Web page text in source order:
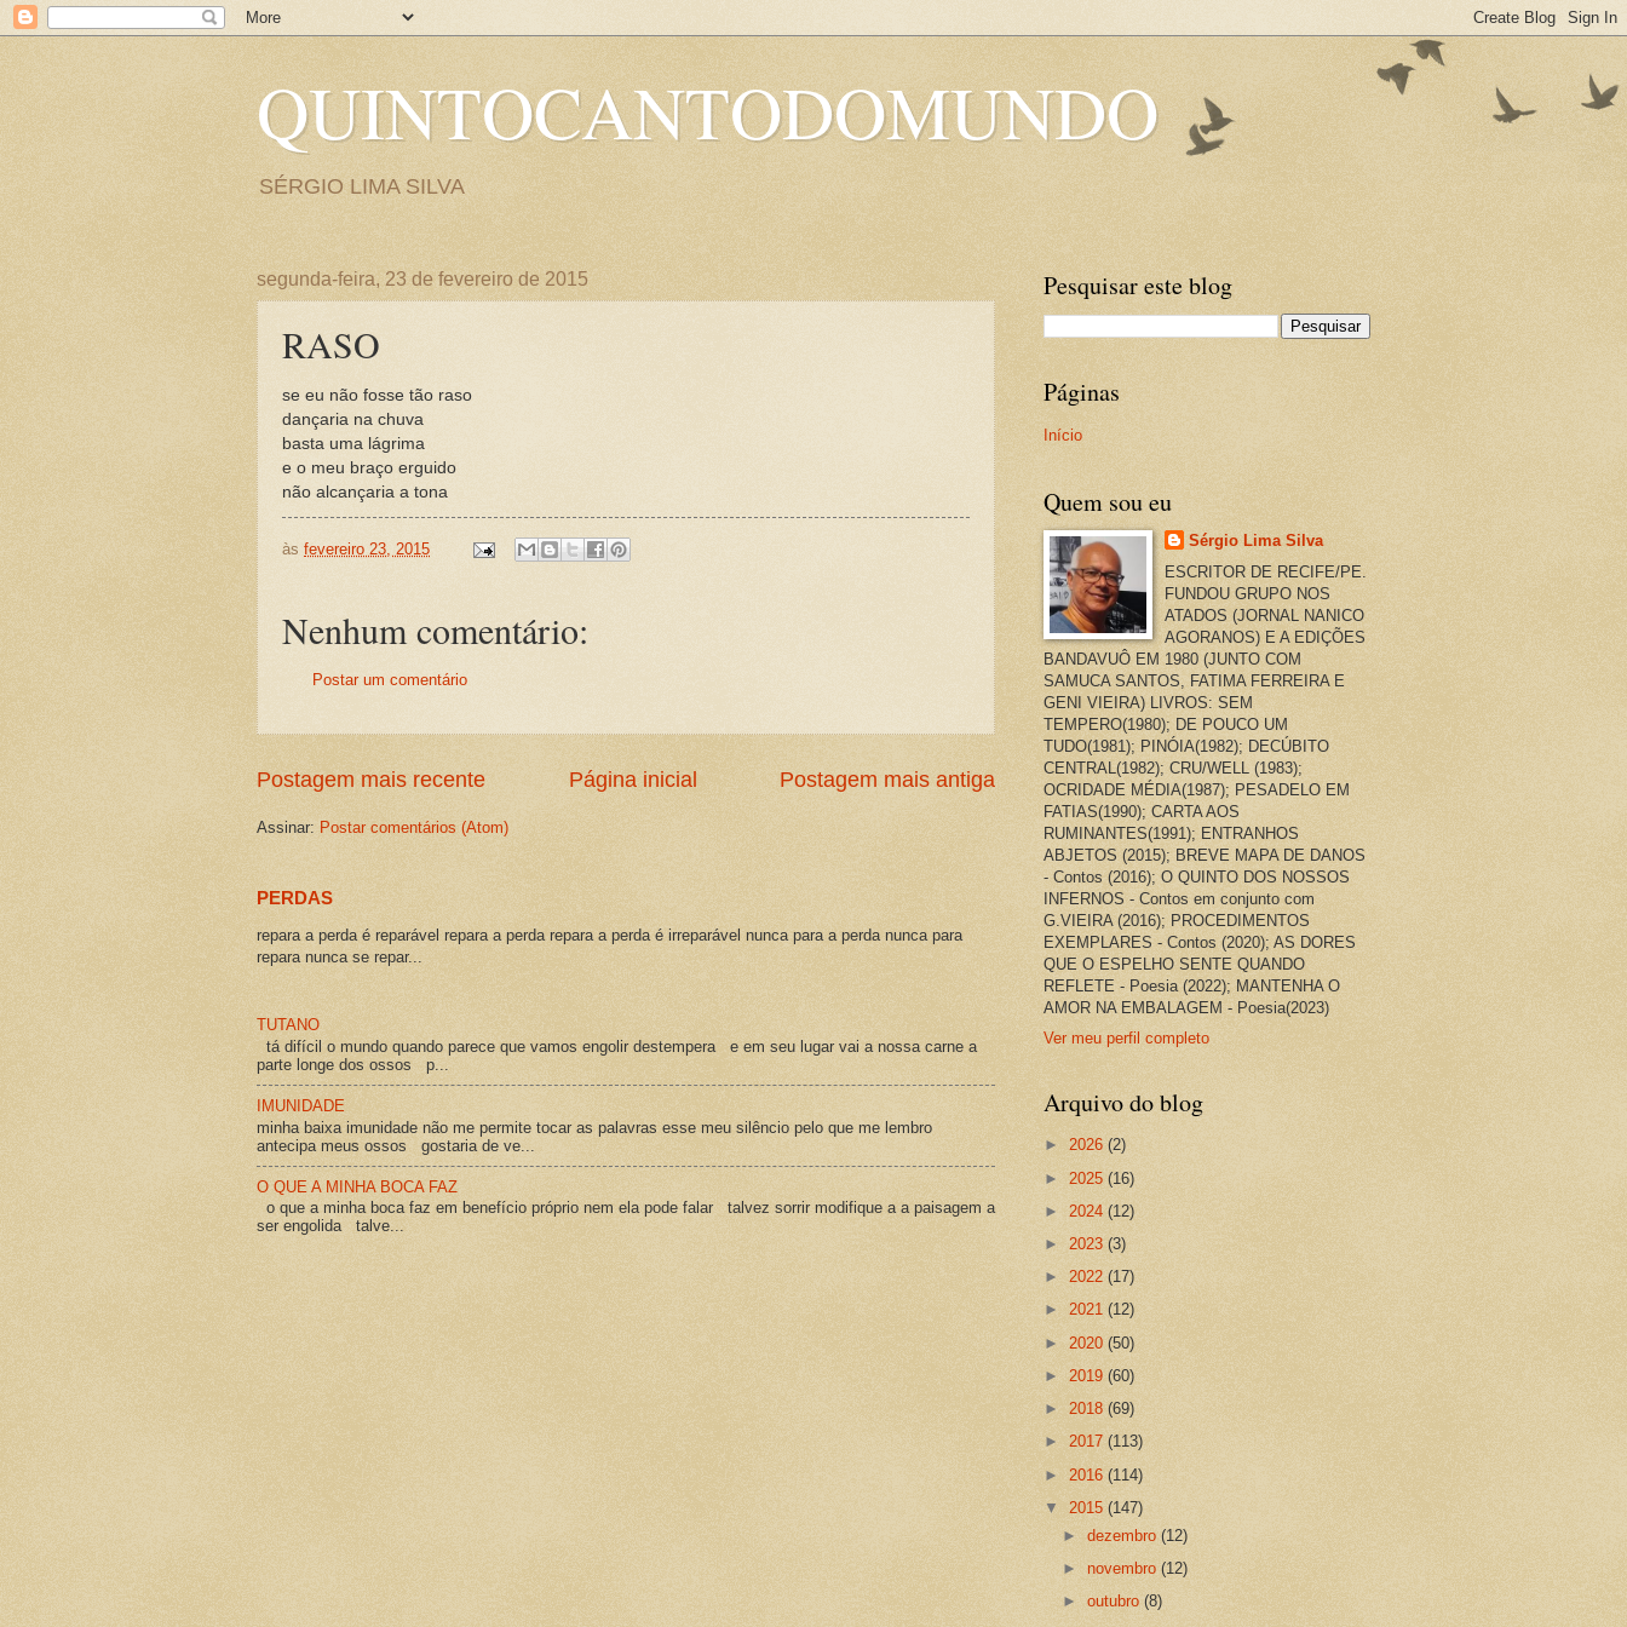
QUINTOCANTODOMUNDO
SÉRGIO LIMA SILVA
segunda-feira, 23 de fevereiro de 2015
RASO
se eu não fosse tão raso
dançaria na chuva
basta uma lágrima
e o meu braço erguido
não alcançaria a tona
às fevereiro 23, 2015
Nenhum comentário:
Postar um comentário
Postagem mais recente Postagem mais antiga
Página inicial
Assinar: Postar comentários (Atom)
PERDAS
repara a perda é reparável repara a perda repara a perda é irreparável nunca para a perda nunca para
repara nunca se repar...
TUTANO
tá difícil o mundo quando parece que vamos engolir destempera e em seu lugar vai a nossa carne a
parte longe dos ossos p...
IMUNIDADE
minha baixa imunidade não me permite tocar as palavras esse meu silêncio pelo que me lembro
antecipa meus ossos gostaria de ve...
O QUE A MINHA BOCA FAZ
o que a minha boca faz em benefício próprio nem ela pode falar talvez sorrir modifique a a paisagem a
ser engolida talve...
Pesquisar este blog
Páginas
Início
Quem sou eu
Sérgio Lima Silva
ESCRITOR DE RECIFE/PE.
FUNDOU GRUPO NOS
ATADOS (JORNAL NANICO
AGORANOS) E A EDIÇÕES
BANDAVUÔ EM 1980 (JUNTO COM
SAMUCA SANTOS, FATIMA FERREIRA E
GENI VIEIRA) LIVROS: SEM
TEMPERO(1980); DE POUCO UM
TUDO(1981); PINÓIA(1982); DECÚBITO
CENTRAL(1982); CRU/WELL (1983);
OCRIDADE MÉDIA(1987); PESADELO EM
FATIAS(1990); CARTA AOS
RUMINANTES(1991); ENTRANHOS
ABJETOS (2015); BREVE MAPA DE DANOS
- Contos (2016); O QUINTO DOS NOSSOS
INFERNOS - Contos em conjunto com
G.VIEIRA (2016); PROCEDIMENTOS
EXEMPLARES - Contos (2020); AS DORES
QUE O ESPELHO SENTE QUANDO
REFLETE - Poesia (2022); MANTENHA O
AMOR NA EMBALAGEM - Poesia(2023)
Ver meu perfil completo
Arquivo do blog
► 2026 (2)
► 2025 (16)
► 2024 (12)
► 2023 (3)
► 2022 (17)
► 2021 (12)
► 2020 (50)
► 2019 (60)
► 2018 (69)
► 2017 (113)
► 2016 (114)
▼ 2015 (147)
►dezembro(12)
► novembro(12)
►outubro(8)